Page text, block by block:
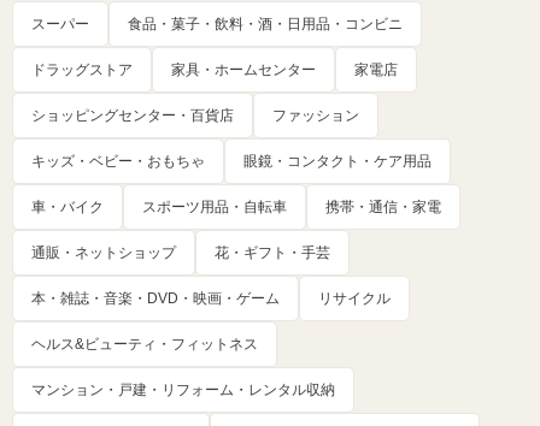
スーパー 食品・菓子・飲料・酒・日用品・コンビニ
ドラッグストア 家具・ホームセンター 家電店
ショッピングセンター・百貨店 ファッション
キッズ・ベビー・おもちゃ 眼鏡・コンタクト・ケア用品
車・バイク スポーツ用品・自転車 携帯・通信・家電
通販・ネットショップ 花・ギフト・手芸
本・雑誌・音楽・DVD・映画・ゲーム リサイクル
ヘルス&ビューティ・フィットネス
マンション・戸建・リフォーム・レンタル収納